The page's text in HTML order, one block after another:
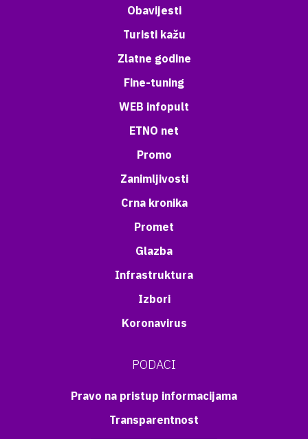
Obavijesti
Turisti kažu
Zlatne godine
Fine-tuning
WEB infopult
ETNO net
Promo
Zanimljivosti
Crna kronika
Promet
Glazba
Infrastruktura
Izbori
Koronavirus
PODACI
Pravo na pristup informacijama
Transparentnost